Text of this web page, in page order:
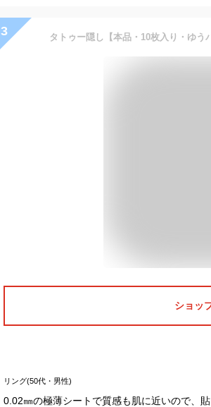
3
ショッ
リング(50代・男性)
0.02㎜の極薄シートで質感も肌に近いので、